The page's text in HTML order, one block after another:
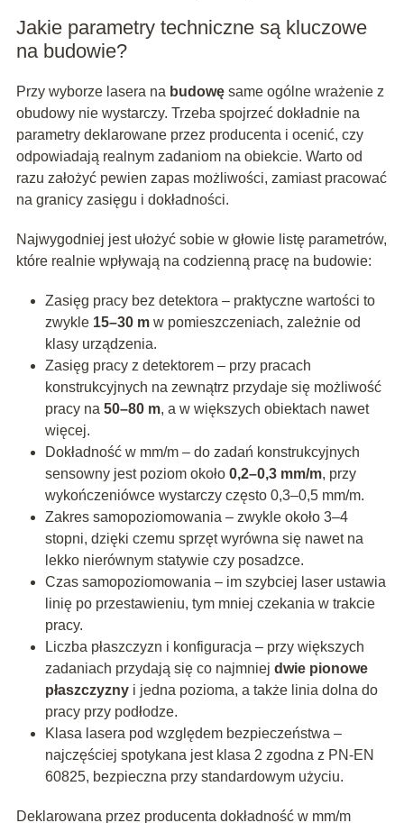
Jakie parametry techniczne są kluczowe
na budowie?
Przy wyborze lasera na budowęsame ogólne wrażenie z
obudowy nie wystarczy. Trzeba spojrzeć dokładnie na
parametry deklarowane przez producenta i ocenić, czy
odpowiadają realnym zadaniom na obiekcie. Warto od
razu założyć pewien zapas możliwości, zamiast pracować
na granicy zasięgu i dokładności.
Najwygodniej jest ułożyć sobie w głowie listę parametrów,
które realnie wpływają na codzienną pracę na budowie:
Zasięg pracy bez detektora – praktyczne wartości to
zwykle 15–30 mw pomieszczeniach, zależnie od
klasy urządzenia.
Zasięg pracy z detektorem – przy pracach
konstrukcyjnych na zewnątrz przydaje się możliwość
pracy na 50–80 m, a w większych obiektach nawet
więcej.
Dokładność w mm/m – do zadań konstrukcyjnych
sensowny jest poziom około 0,2–0,3 mm/m, przy
wykończeniówce wystarczy często 0,3–0,5 mm/m.
Zakres samopoziomowania – zwykle około 3–4
stopni, dzięki czemu sprzęt wyrówna się nawet na
lekko nierównym statywie czy posadzce.
Czas samopoziomowania – im szybciej laser ustawia
linię po przestawieniu, tym mniej czekania w trakcie
pracy.
Liczba płaszczyzn i konfiguracja – przy większych
zadaniach przydają się co najmniej dwie pionowe
płaszczyznyi jedna pozioma, a także linia dolna do
pracy przy podłodze.
Klasa lasera pod względem bezpieczeństwa –
najczęściej spotykana jest klasa 2 zgodna z PN-EN
60825, bezpieczna przy standardowym użyciu.
Deklarowana przez producenta dokładność w mm/m